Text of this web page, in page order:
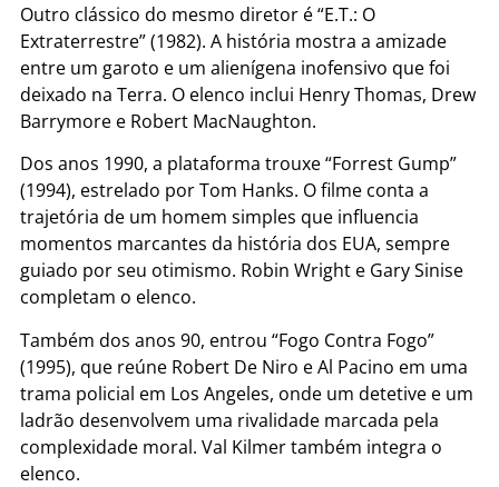
Outro clássico do mesmo diretor é “E.T.: O
Extraterrestre” (1982). A história mostra a amizade
entre um garoto e um alienígena inofensivo que foi
deixado na Terra. O elenco inclui Henry Thomas, Drew
Barrymore e Robert MacNaughton.
Dos anos 1990, a plataforma trouxe “Forrest Gump”
(1994), estrelado por Tom Hanks. O filme conta a
trajetória de um homem simples que influencia
momentos marcantes da história dos EUA, sempre
guiado por seu otimismo. Robin Wright e Gary Sinise
completam o elenco.
Também dos anos 90, entrou “Fogo Contra Fogo”
(1995), que reúne Robert De Niro e Al Pacino em uma
trama policial em Los Angeles, onde um detetive e um
ladrão desenvolvem uma rivalidade marcada pela
complexidade moral. Val Kilmer também integra o
elenco.